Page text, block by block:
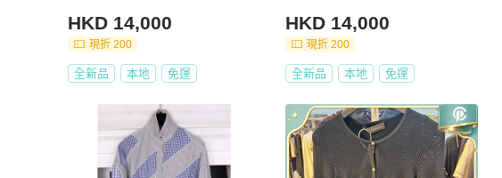
HKD 14,000
現折 200
全新品 本地 免運
HKD 14,000
現折 200
全新品 本地 免運